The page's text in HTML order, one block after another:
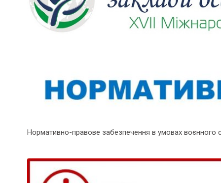
Нормативно-правове забезпечення в умовах воєнного